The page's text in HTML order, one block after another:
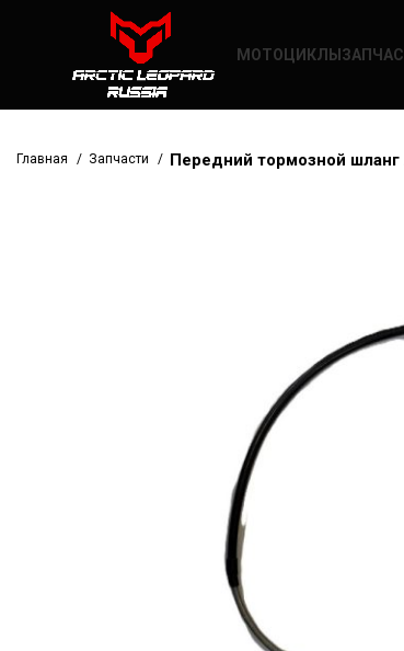
МОТОЦИКЛЫ
Главная Запчасти Передний тормозной